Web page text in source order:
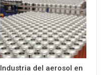
Industria del aerosol en